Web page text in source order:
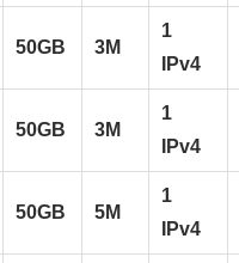
50GB 3M
1
IPv4
50GB 3M
1
IPv4
50GB 5M
1
IPv4